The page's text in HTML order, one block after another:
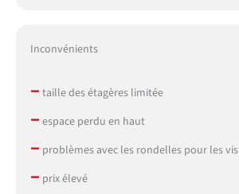
Inconvénients
– taille des étagères limitée
– espace perdu en haut
– problèmes avec les rondelles pour les vis
– prix élevé